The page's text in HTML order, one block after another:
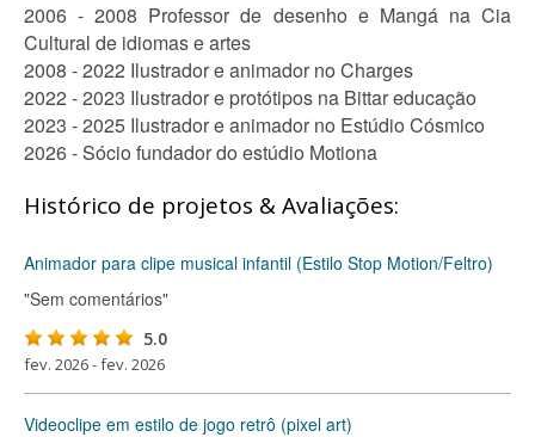
2006 - 2008 Professor de desenho e Mangá na Cia
Cultural de idiomas e artes
2008 - 2022 Ilustrador e animador no Charges
2022 - 2023 Ilustrador e protótipos na Bittar educação
2023 - 2025 Ilustrador e animador no Estúdio Cósmico
2026 - Sócio fundador do estúdio Motiona
Histórico de projetos & Avaliações:
Animador para clipe musical infantil (Estilo Stop Motion/Feltro)
"Sem comentários"
5.0
fev. 2026 - fev. 2026
Videoclipe em estilo de jogo retrô (pixel art)